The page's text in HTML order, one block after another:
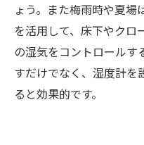
ょう。また梅雨時や夏
を活用して、床下やクロ
の湿気をコントロールす
すだけでなく、湿度計を
ると効果的です。